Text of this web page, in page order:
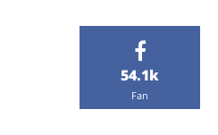
54.1k
Fan